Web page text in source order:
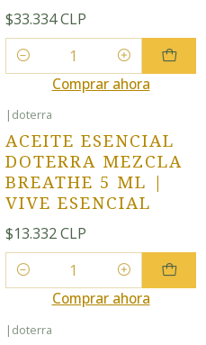
$33.334 CLP
Cantidad
Comprar ahora
| doterra
ACEITE ESENCIAL
DOTERRA MEZCLA
BREATHE 5 ML |
VIVE ESENCIAL
$13.332 CLP
Cantidad
Comprar ahora
| doterra